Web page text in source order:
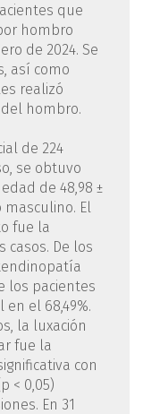
que
hombro
de 2024. Se
así como
realizó
hombro.
de 224
se obtuvo
de 48,98 ±
masculino. El
fue la
casos. De los
los pacientes
el 68,49%.
la luxación
fue la
con
< 0,05)
En 31